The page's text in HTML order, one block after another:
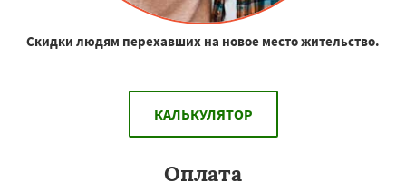
Скидки людям перехавших на новое место жительство.
КАЛЬКУЛЯТОР
Оплата